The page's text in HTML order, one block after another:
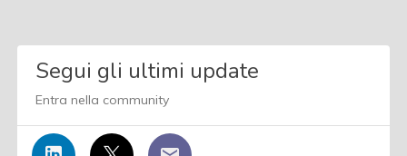
Segui gli ultimi update
Entra nella community